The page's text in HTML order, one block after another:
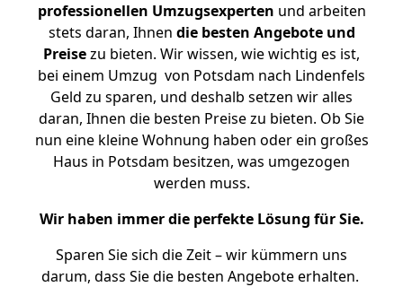
professionellen Umzugsexperten und arbeiten
stets daran, Ihnen die besten Angebote und
Preisezu bieten. Wir wissen, wie wichtig es ist,
bei einem Umzug von Potsdam nach Lindenfels
Geld zu sparen, und deshalb setzen wir alles
daran, Ihnen die besten Preise zu bieten. Ob Sie
nun eine kleine Wohnung haben oder ein großes
Haus in Potsdam besitzen, was umgezogen
werden muss.
Wir haben immer die perfekte Lösung für Sie.
Sparen Sie sich die Zeit – wir kümmern uns
darum, dass Sie die besten Angebote erhalten.